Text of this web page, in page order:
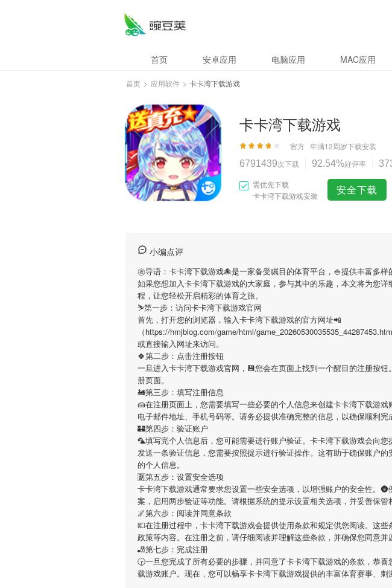
首页 安卓应用 电脑应用 MAC应用
首页 > 应用软件 > 卡卡湾下载游戏
卡卡湾下载游戏
官方 年满12周岁下载安装
6791439次下载 92.54%好评率
需优先下载
卡卡湾下载游戏安装
安全下载
小编点评
㊗导语： 卡卡湾下载游戏🐙是一家备受瞩目的体育平台，🍚提供丰富多样
如果您想加入卡卡湾下载游戏的大家庭，参与其中的乐趣，本文将为您详
程，让您轻松开启精彩的体育之旅。
⛷第一步：访问卡卡湾下载游戏官网
首先，打开您的浏览器，输入卡卡湾下载游戏的官方网址📲
（https://hmjblog.com/game/html/
或直接输入网址来访问。
🍀第二步：点击注册按钮
一旦进入卡卡湾下载游戏官网，💾您会在页面上找到一个醒目的注册按
册页面。
🚂第三步：填写注册信息
🍰在注册页面上，您需要填写一些必要的个人信息来创建卡卡湾下载游戏
电子邮件地址、手机号码等。请务必提供准确完整的信息，以确保顺利完
🏰第四步：验证账户
🦜填写完个人信息后，您可能需要进行账户验证。 卡卡湾下载游戏会向您
发送一条验证信息，您需要按照提示进行验证操作。这有助于确保账户
的个人信息。
🈹第五步：设置安全选项
卡卡湾下载游戏通常要求您设置一些安全选项，以增强账户的安全性。
案，启用两步验证等功能。请根据系统的提示设置相关选项，并妥善保管
🌌第六步：阅读并同意条款
💶在注册过程中， 卡卡湾下载游戏会提供使用条款和规定供您阅读。这
政策等内容。在注册之前，请仔细阅读并理解这些条款，并确保您同意并
🎳第七步：完成注册
🕞一旦您完成了所有必要的步骤，并同意了卡卡湾下载游戏的条款，恭喜
载游戏账户。现在，您可以畅享卡卡湾下载游戏提供的丰富体育赛事、